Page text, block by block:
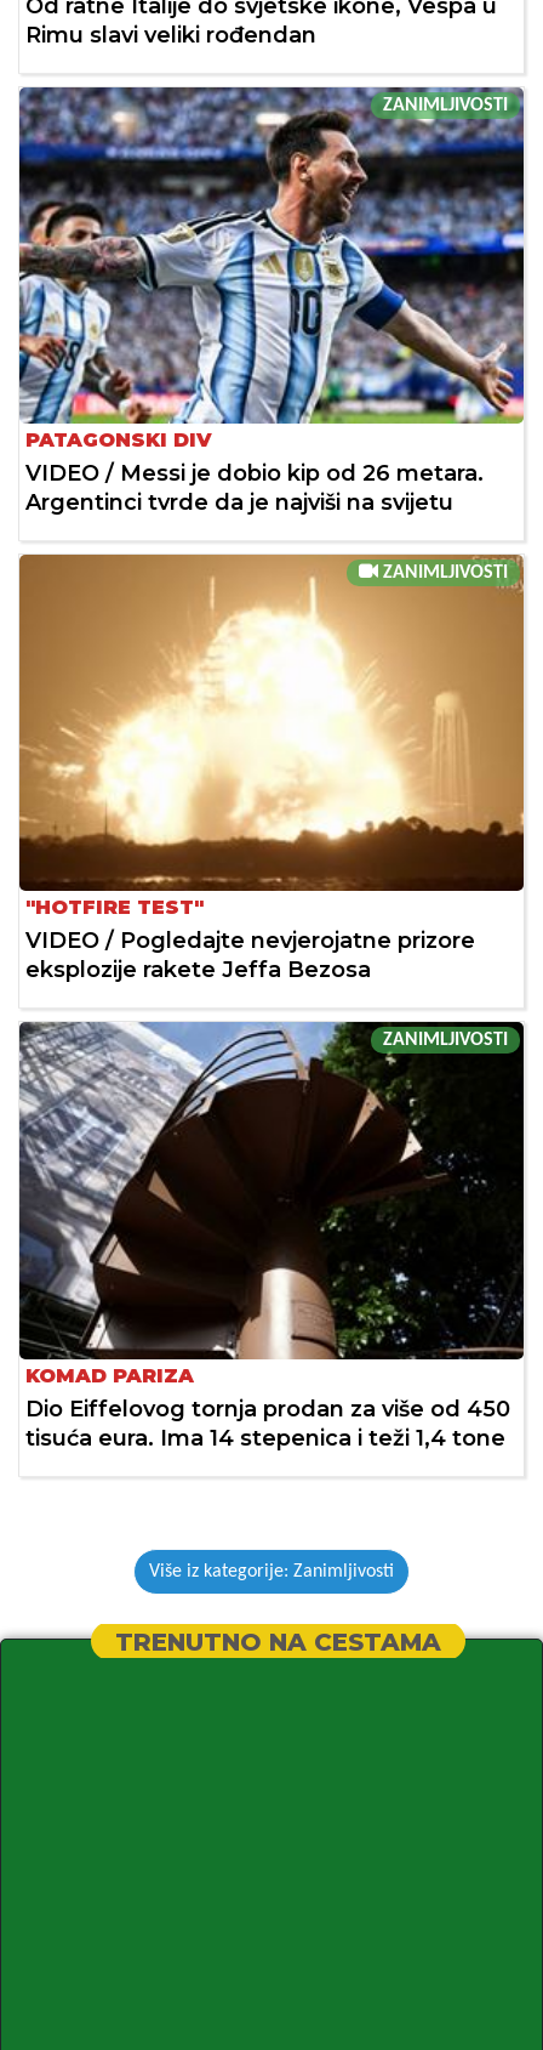
Od ratne Italije do svjetske ikone, Vespa u
Rimu slavi veliki rođendan
ZANIMLJIVOSTI
PATAGONSKI DIV
VIDEO / Messi je dobio kip od 26 metara.
Argentinci tvrde da je najviši na svijetu
ZANIMLJIVOSTI
"HOTFIRE TEST"
VIDEO / Pogledajte nevjerojatne prizore
eksplozije rakete Jeffa Bezosa
ZANIMLJIVOSTI
KOMAD PARIZA
Dio Eiffelovog tornja prodan za više od 450
tisuća eura. Ima 14 stepenica i teži 1,4 tone
Više iz kategorije: Zanimljivosti
TRENUTNO NA CESTAMA